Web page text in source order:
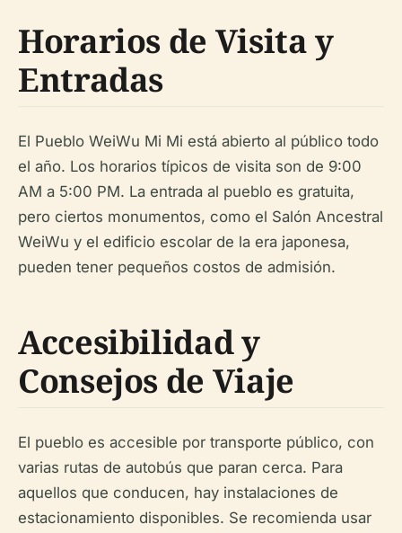
Horarios de Visita y
Entradas
El Pueblo WeiWu Mi Mi está abierto al público todo
el año. Los horarios típicos de visita son de 9:00
AM a 5:00 PM. La entrada al pueblo es gratuita,
pero ciertos monumentos, como el Salón Ancestral
WeiWu y el edificio escolar de la era japonesa,
pueden tener pequeños costos de admisión.
Accesibilidad y
Consejos de Viaje
El pueblo es accesible por transporte público, con
varias rutas de autobús que paran cerca. Para
aquellos que conducen, hay instalaciones de
estacionamiento disponibles. Se recomienda usar